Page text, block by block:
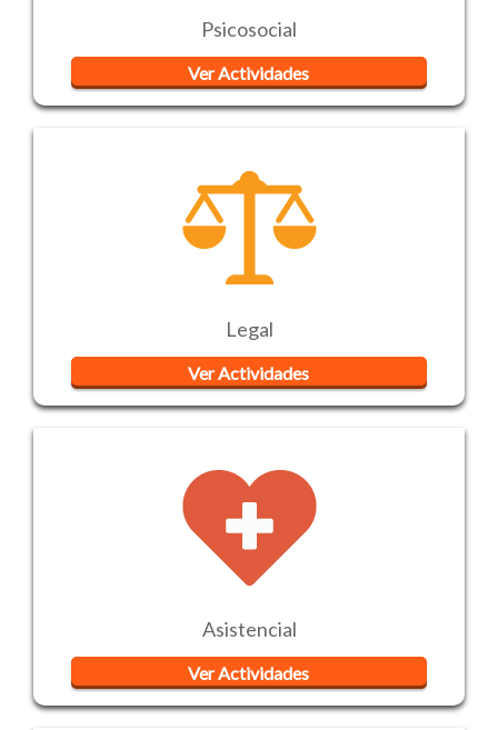
Psicosocial
Ver Actividades
Legal
Ver Actividades
Asistencial
Ver Actividades